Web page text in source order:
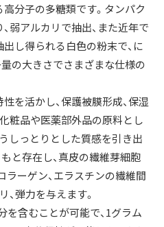
分子の多糖類です。タンパク
弱アルカリで抽出、また近年で
し得られる白色の粉末で、に
の大きさでさまざまな仕様の
を活かし、保護被膜形成、保湿
粧品や医薬部外品の原料とし
しっとりとした質感を引き出
と存在し、真皮の繊維芽細胞
ラーゲン、エラスチンの繊維間
、弾力を与えます。
含むことが可能で、1グラム